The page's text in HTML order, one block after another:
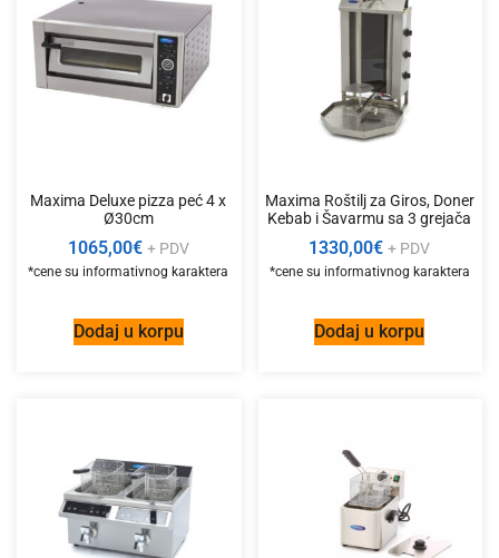
Maxima Deluxe pizza peć 4 x
Ø30cm
1065,00€ + PDV
Dodaj u korpu
Maxima Roštilj za Giros, Doner
Kebab i Šavarmu sa 3 grejača
1330,00€ + PDV
Dodaj u korpu